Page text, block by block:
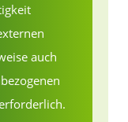
auch